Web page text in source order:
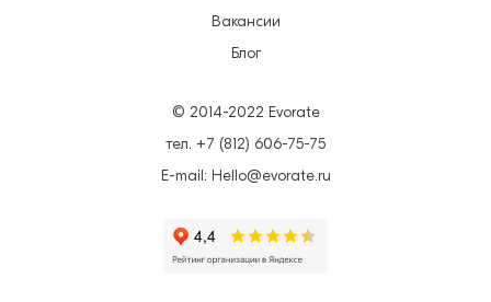
Вакансии
Блог
© 2014-2022 Evorate
тел. +7 (812) 606-75-75
E-mail: Hello@evorate.ru